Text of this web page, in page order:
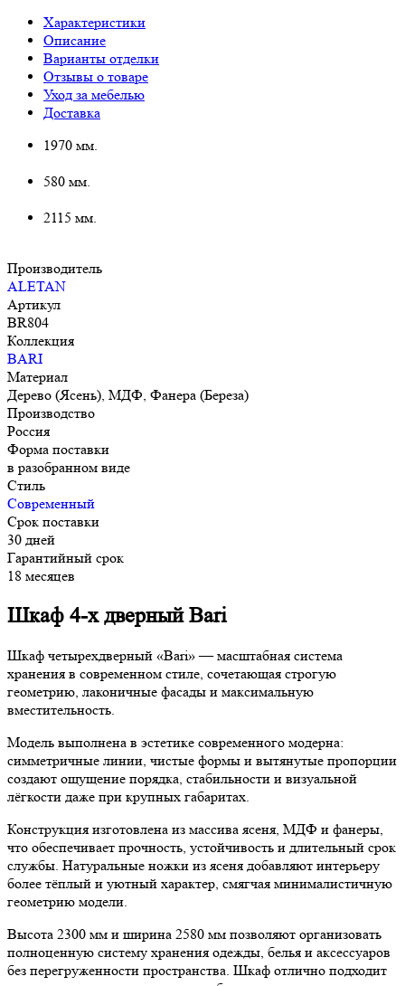
Характеристики
Описание
Варианты отделки
Отзывы о товаре
Уход за мебелью
Доставка
1970 мм.
580 мм.
2115 мм.
Производитель
ALETAN
Артикул
BR804
Коллекция
BARI
Материал
Дерево (Ясень), МДФ, Фанера (Береза)
Производство
Россия
Форма поставки
в разобранном виде
Стиль
Современный
Срок поставки
30 дней
Гарантийный срок
18 месяцев
Шкаф 4-х дверный Bari
Шкаф четырехдверный «Bari» — масштабная система
хранения в современном стиле, сочетающая строгую
геометрию, лаконичные фасады и максимальную
вместительность.
Модель выполнена в эстетике современного модерна:
симметричные линии, чистые формы и вытянутые пропорции
создают ощущение порядка, стабильности и визуальной
лёгкости даже при крупных габаритах.
Конструкция изготовлена из массива ясеня, МДФ и фанеры,
что обеспечивает прочность, устойчивость и длительный срок
службы. Натуральные ножки из ясеня добавляют интерьеру
более тёплый и уютный характер, смягчая минималистичную
геометрию модели.
Высота 2300 мм и ширина 2580 мм позволяют организовать
полноценную систему хранения одежды, белья и аксессуаров
без перегруженности пространства. Шкаф отлично подходит